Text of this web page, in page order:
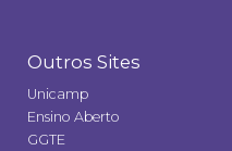
Outros Sites
Unicamp
Ensino Aberto
GGTE